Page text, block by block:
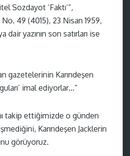
Sozdayot ‘Faktı’”,
49 (4015), 23 Nisan 1959,
yazının son satırları ise
gazetelerinin Karındeşen
imal ediyorlar…”
takip ettiğimizde o günden
Karındeşen Jacklerin
görüyoruz.